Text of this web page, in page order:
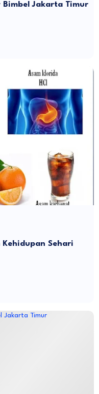
Bimbel Jakarta Timur
Kehidupan Sehari